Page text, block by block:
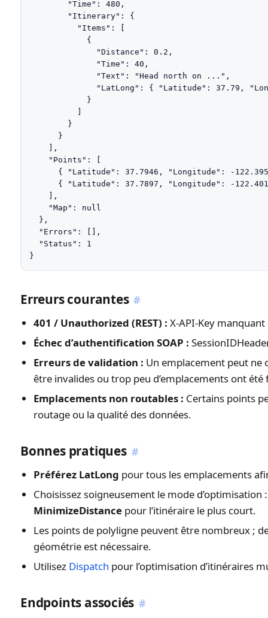
        "Time": 480,
        "Itinerary": {
          "Items": [
            {
              "Distance": 0.2,
              "Time": 40,
              "Text": "Head north on ...",
"LatLong": { "Latitude": 37.79,
            }
          ]
        }
      }
    ],
    "Points": [
{ "Latitude": 37.7946, "Longitude": -
{ "Latitude": 37.7897, "Longitude": -
    ],
    "Map": null
  },
  "Errors": [],
  "Status": 1
}
Erreurs courantes #
401 / Unauthorized (REST) : X-API-Key
Échec d’authentification SOAP :
Erreurs de validation : Un emplacement peut ne
être invalides ou trop peu d’emplacements ont
Emplacements non routables : Certains points
routage ou la qualité des données.
Bonnes pratiques #
Préférez LatLong pour tous les emplacements
Choisissez soigneusement le mode d’optimisation
MinimizeDistance pour l’itinéraire le plus court.
Les points de polyligne peuvent être nombreux ;
géométrie est nécessaire.
Utilisez Dispatch pour l’optimisation d’itinéraires
Endpoints associés #